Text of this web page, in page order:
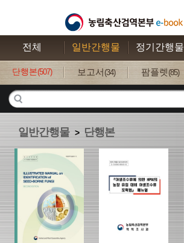
전체 일반간행물 정기간행물
단행본(507) 보고서 (34) 팜플렛 (85)
일반간행물 > 단행본